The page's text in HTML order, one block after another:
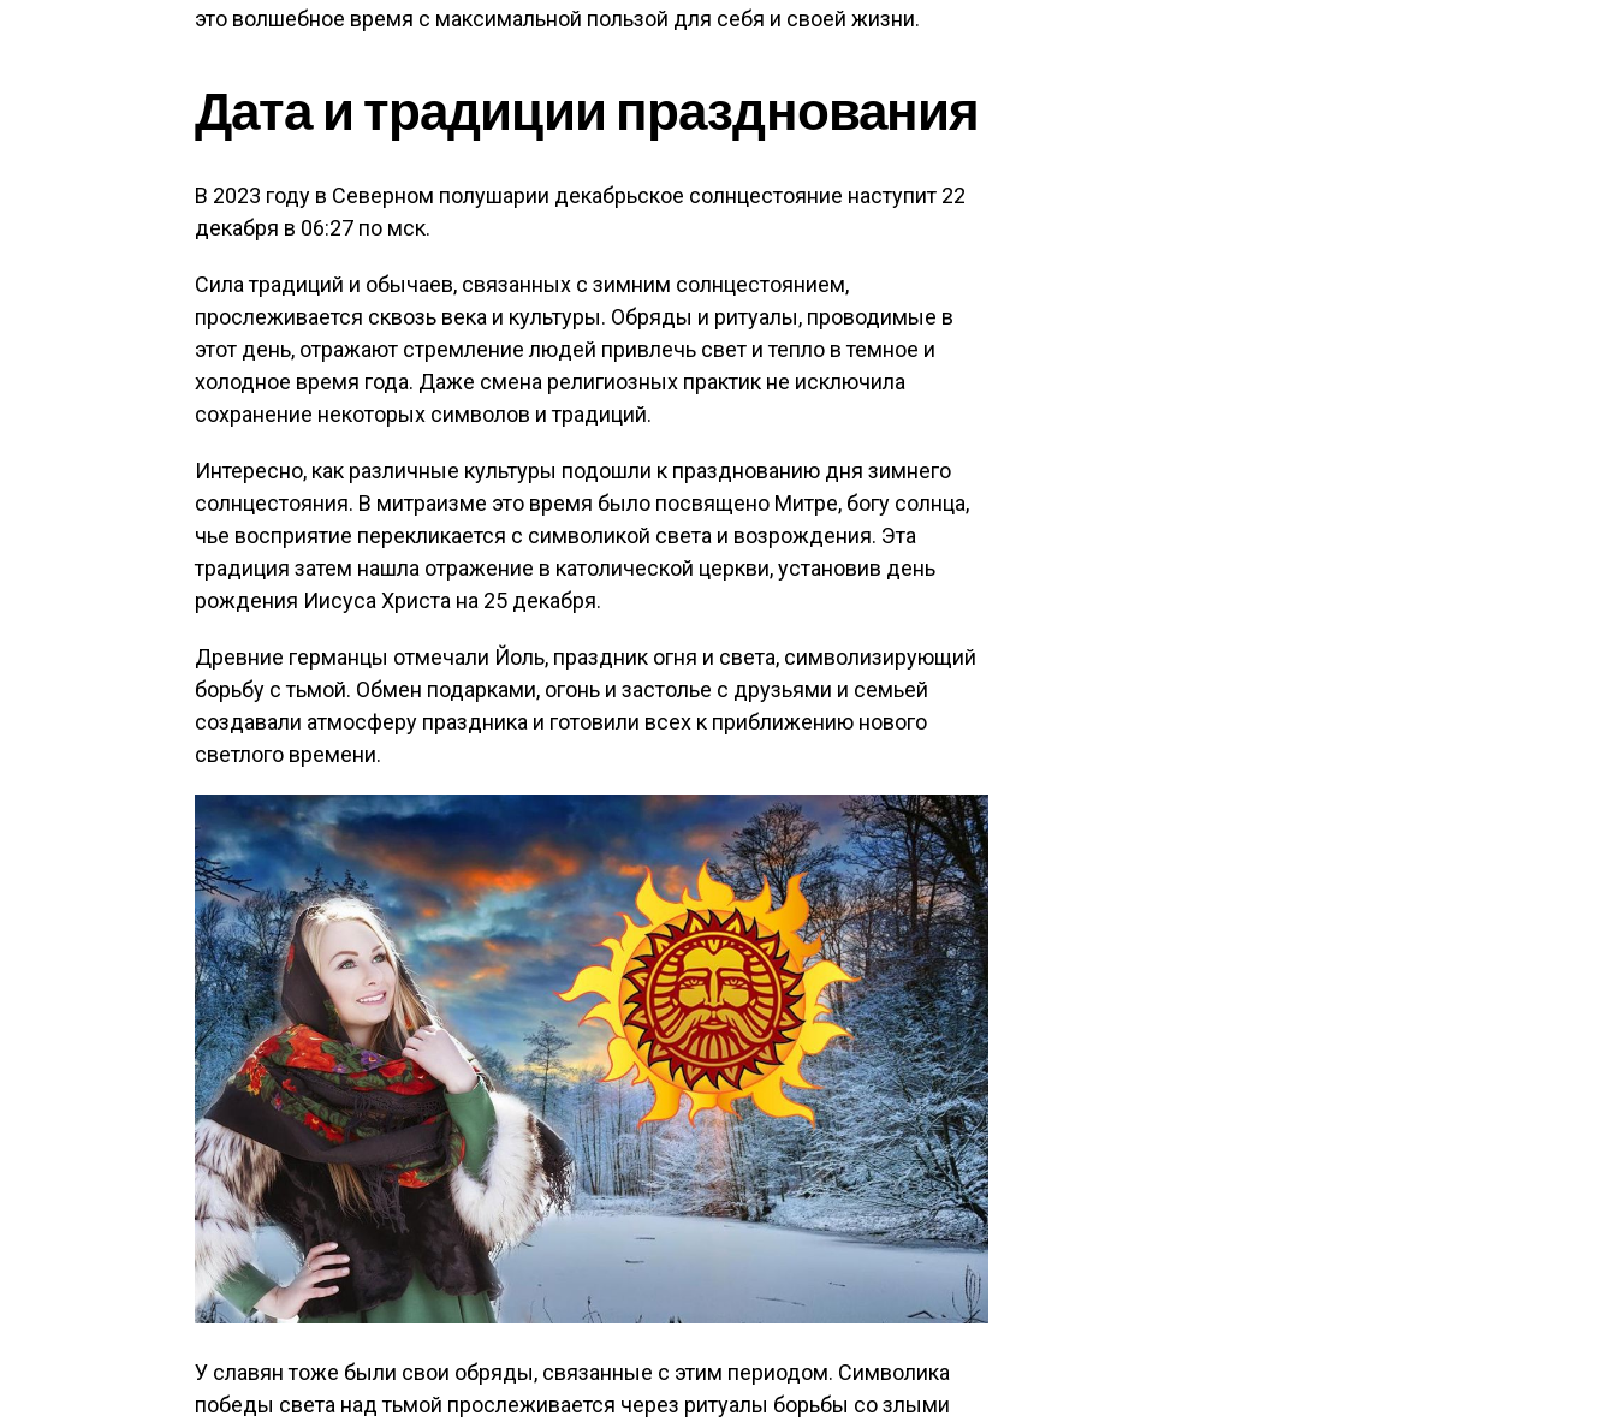
это волшебное время с максимальной пользой для себя и своей жизни.
Дата и традиции празднования
В 2023 году в Северном полушарии декабрьское солнцестояние наступит 22
декабря в 06:27 по мск.
Сила традиций и обычаев, связанных с зимним солнцестоянием,
прослеживается сквозь века и культуры. Обряды и ритуалы, проводимые в
этот день, отражают стремление людей привлечь свет и тепло в темное и
холодное время года. Даже смена религиозных практик не исключила
сохранение некоторых символов и традиций.
Интересно, как различные культуры подошли к празднованию дня зимнего
солнцестояния. В митраизме это время было посвящено Митре, богу солнца,
чье восприятие перекликается с символикой света и возрождения. Эта
традиция затем нашла отражение в католической церкви, установив день
рождения Иисуса Христа на 25 декабря.
Древние германцы отмечали Йоль, праздник огня и света, символизирующий
борьбу с тьмой. Обмен подарками, огонь и застолье с друзьями и семьей
создавали атмосферу праздника и готовили всех к приближению нового
светлого времени.
У славян тоже были свои обряды, связанные с этим периодом. Символика
победы света над тьмой прослеживается через ритуалы борьбы со злыми